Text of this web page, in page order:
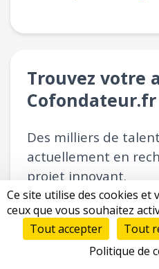
Trouvez votre
Cofondateur.fr
Des milliers de
actuellement en
projet innovant.
Déposez votre
Rencontrez et
Associez-vous
Ce site utilise des cookies
ceux que vous souhaitez
Tout accepter
Tout
Politique de